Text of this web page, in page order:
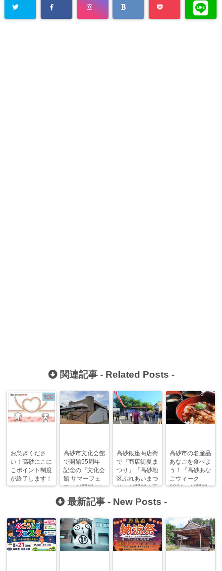
関連記事 - Related Posts -
お急ぎくださ
い！高砂にこに
こポイント制度
が終了します！
高砂市文化会館
で開館55周年
記念の『文化会
館 サマーフェ
ス』が開催され
ます！
高砂銀座商店街
で『商店街夏ま
つり』『高砂地
区ふれあいまつ
り』が開催！夜
高砂市の名産品
あなごを食べよ
う！『高砂あな
ごウィーク
2024』が開催
最新記事 - New Posts -